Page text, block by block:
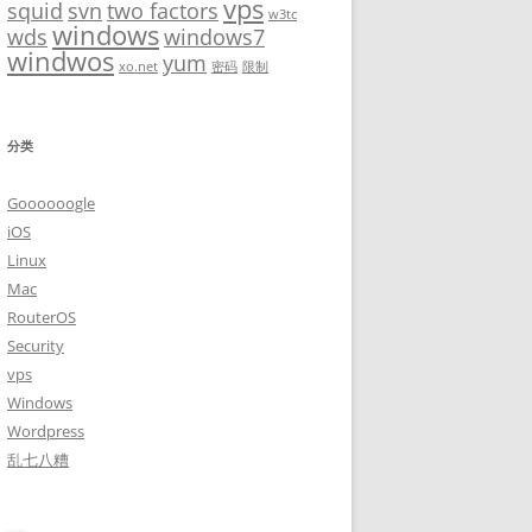
squid svn two factors vps w3tc
wds windowswindows7
windwos xo.net yum 密码 限制
分类
Goooooogle
iOS
Linux
Mac
RouterOS
Security
vps
Windows
Wordpress
乱七八糟